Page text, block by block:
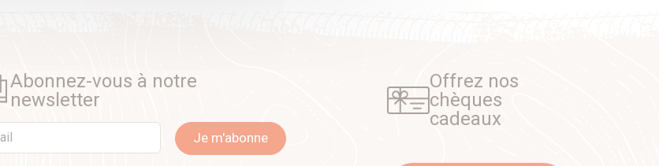
Abonnez-vous à notre
newsletter
Je m'abonne
Offrez nos
chèques
cadeaux